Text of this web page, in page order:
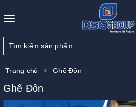
Toggle
Trang chủ Ghế Đôn
Ghế Đôn